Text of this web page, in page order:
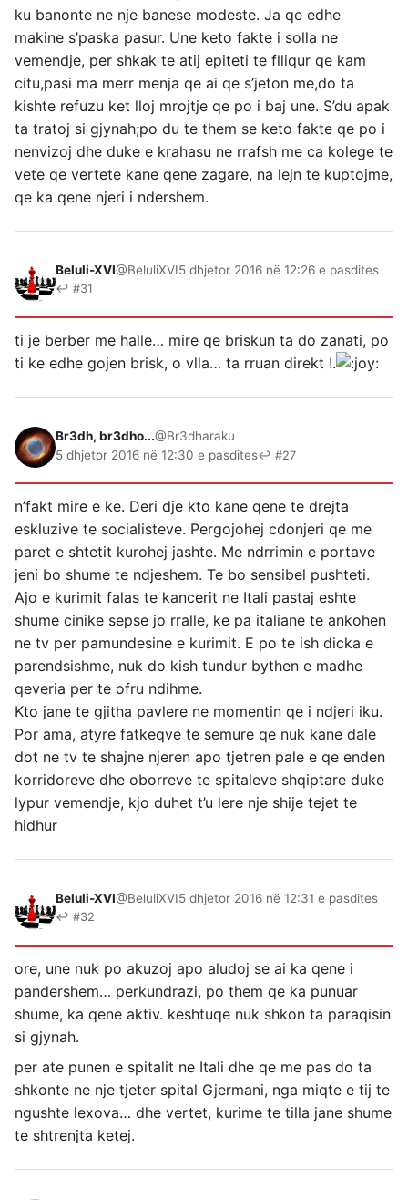
ku banonte ne nje banese modeste. Ja qe edhe
makine s’paska pasur. Une keto fakte i solla ne
vemendje, per shkak te atij epiteti te flliqur qe kam
citu,pasi ma merr menja qe ai qe s’jeton me,do ta
kishte refuzu ket lloj mrojtje qe po i baj une. S’du apak
ta tratoj si gjynah;po du te them se keto fakte qe po i
nenvizoj dhe duke e krahasu ne rrafsh me ca kolege te
vete qe vertete kane qene zagare, na lejn te kuptojme,
qe ka qene njeri i ndershem.
Beluli-XVI@BeluliXVI5 dhjetor 2016 në 12:26 e pasdites
↩ #31
ti je berber me halle… mire qe briskun ta do zanati, po
ti ke edhe gojen brisk, o vlla… ta rruan direkt !.
Br3dh, br3dho...@Br3dharaku
5 dhjetor 2016 në 12:30 e pasdites↩ #27
n’fakt mire e ke. Deri dje kto kane qene te drejta
eskluzive te socialisteve. Pergojohej cdonjeri qe me
paret e shtetit kurohej jashte. Me ndrrimin e portave
jeni bo shume te ndjeshem. Te bo sensibel pushteti.
Ajo e kurimit falas te kancerit ne Itali pastaj eshte
shume cinike sepse jo rralle, ke pa italiane te ankohen
ne tv per pamundesine e kurimit. E po te ish dicka e
parendsishme, nuk do kish tundur bythen e madhe
qeveria per te ofru ndihme.
Kto jane te gjitha pavlere ne momentin qe i ndjeri iku.
Por ama, atyre fatkeqve te semure qe nuk kane dale
dot ne tv te shajne njeren apo tjetren pale e qe enden
korridoreve dhe oborreve te spitaleve shqiptare duke
lypur vemendje, kjo duhet t’u lere nje shije tejet te
hidhur
Beluli-XVI@BeluliXVI5 dhjetor 2016 në 12:31 e pasdites
↩ #32
ore, une nuk po akuzoj apo aludoj se ai ka qene i
pandershem… perkundrazi, po them qe ka punuar
shume, ka qene aktiv. keshtuqe nuk shkon ta paraqisin
si gjynah.
per ate punen e spitalit ne Itali dhe qe me pas do ta
shkonte ne nje tjeter spital Gjermani, nga miqte e tij te
ngushte lexova… dhe vertet, kurime te tilla jane shume
te shtrenjta ketej.